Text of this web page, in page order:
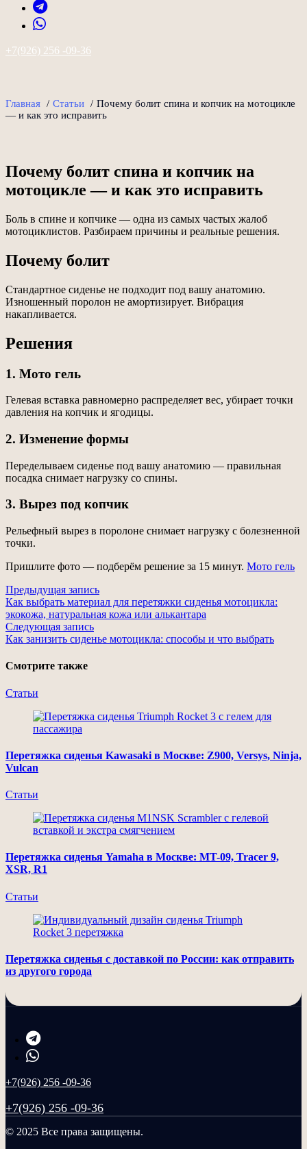
+7(926) 256 -09-36
Главная / Статьи / Почему болит спина и копчик на мотоцикле
— и как это исправить
Почему болит спина и копчик на
мотоцикле — и как это исправить
Боль в спине и копчике — одна из самых частых жалоб
мотоциклистов. Разбираем причины и реальные решения.
Почему болит
Стандартное сиденье не подходит под вашу анатомию.
Изношенный поролон не амортизирует. Вибрация
накапливается.
Решения
1. Мото гель
Гелевая вставка равномерно распределяет вес, убирает точки
давления на копчик и ягодицы.
2. Изменение формы
Переделываем сиденье под вашу анатомию — правильная
посадка снимает нагрузку со спины.
3. Вырез под копчик
Рельефный вырез в поролоне снимает нагрузку с болезненной
точки.
Пришлите фото — подберём решение за 15 минут. Мото гель
Навигация
по
записям
Предыдущая запись
Как выбрать материал для перетяжки сиденья мотоцикла:
экокожа, натуральная кожа или алькантара
Следующая запись
Как занизить сиденье мотоцикла: способы и что выбрать
Смотрите также
Статьи
Перетяжка сиденья Kawasaki в Москве: Z900, Versys, Ninja,
Vulcan
Статьи
Перетяжка сиденья Yamaha в Москве: MT-09, Tracer 9,
XSR, R1
Статьи
Перетяжка сиденья с доставкой по России: как отправить
из другого города
+7(926) 256 -09-36
+7(926) 256 -09-36
© 2025 Все права защищены.